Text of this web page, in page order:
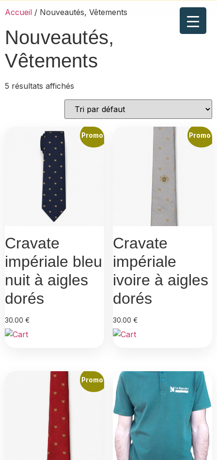
Accueil / Nouveautés, Vêtements
Nouveautés,
Vêtements
5 résultats affichés
Promo !
Cravate
impériale bleu
nuit à aigles
dorés
30.00 €
Promo !
Cravate
impériale
ivoire à aigles
dorés
30.00 €
Promo !